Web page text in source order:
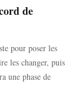
de
pour poser les
les changer, puis
une phase de